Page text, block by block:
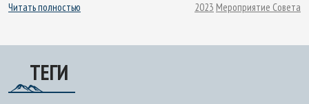
Читать полностью
2023 Мероприятие Совета
ТЕГИ